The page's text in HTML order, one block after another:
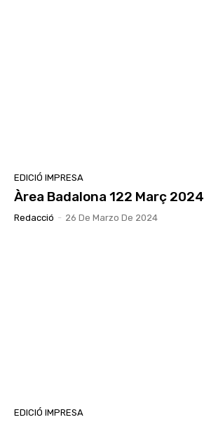
EDICIÓ IMPRESA
Àrea Badalona 122 Març 2024
Redacció - 26 De Marzo De 2024
EDICIÓ IMPRESA